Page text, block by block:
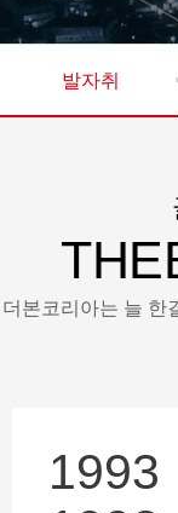
발자취
더본코리아는 늘 한
1993